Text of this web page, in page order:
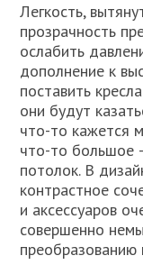
Легкость,
прозрачность
ослабить
дополнение к
поставить
они будут
что-то кажется
что-то большое
потолок. В
контрастное
и аксессуаров
совершенно
преобразованию